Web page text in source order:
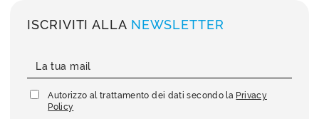
ISCRIVITI ALLA NEWSLETTER
Autorizzo al trattamento dei dati secondo la Privacy
Policy